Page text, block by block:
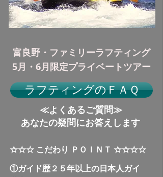
富良野・ファミリーラフティング
5月・6月限定プライベートツアー
ラフティングのＦＡＱ
≪​よくあるご質問≫
​あなたの疑問にお答えします
☆☆☆ こだわり ＰＯＩＮＴ ☆☆☆☆
①ガイド歴２５年以上の日本人ガイ